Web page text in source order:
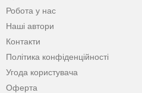
Робота у нас
Наші автори
Контакти
Політика конфіденційності
Угода користувача
Оферта